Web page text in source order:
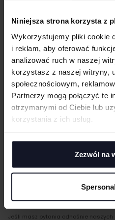
Niniejsza strona korzysta z
Wykorzystujemy pliki cookie
i reklam, aby oferować
analizować ruch w naszej
korzystasz z naszej witryny,
społecznościowym,
Partnerzy mogą połączyć te
otrzymanymi od Ciebie lub
korzystania z ich usług.
Zezwól na
Brak szwów bocznych
GRAMATURA I SKŁAD
CERTYFIKATY
TECHNIKI ZDOBIENIA
Haft komputerowy
Sitodruk to technika znakowania,
Flex/Flock
Zdobienie przy pomocy folii flex lub
DOSTAWA I PŁATNOŚĆ
WIELKOŚĆ
WGRAJ GRAFIKĘ
UWAGI
MASZ PYTANIA?
Jeśli masz pytania odnośnie naszych